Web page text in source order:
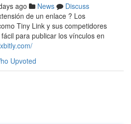
ago News
Discuss
de un enlace ? Los
Tiny Link y sus competidores
para publicar los vínculos en
Upvoted